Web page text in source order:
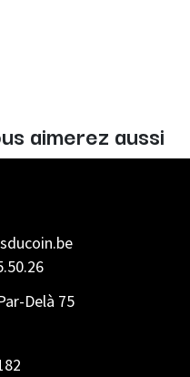
aimerez aussi
Delà 75